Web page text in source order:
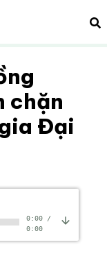
chặn
Ðại
0:00/
0:00